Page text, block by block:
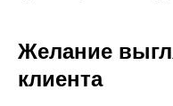
Желание
клиента